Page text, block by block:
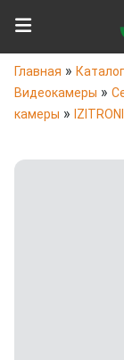
Главная »
Видеокамеры »
камеры »